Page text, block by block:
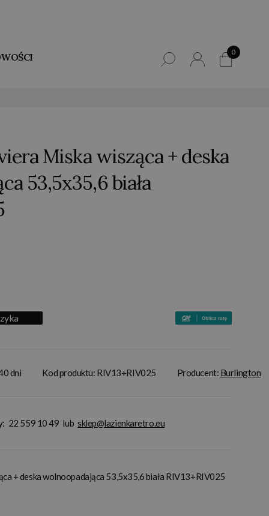
0
Miska wisząca + deska
53,5x35,6 biała
dni Kod produktu: RIV13+RIV025 Producent: Burlington
22 559 10 49 lub sklep@lazienkaretro.eu
+ deska wolnoopadająca 53,5x35,6 biała RIV13+RIV025